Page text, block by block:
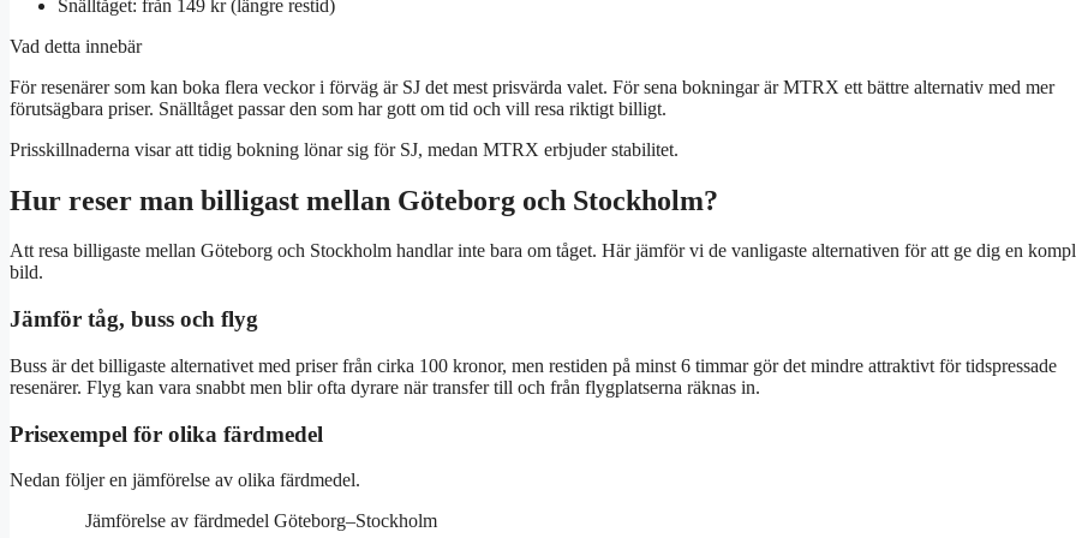
Snälltåget: från 149 kr (längre restid)
Vad detta innebär
För resenärer som kan boka flera veckor i förväg är SJ det mest prisvärda valet. För sena bokningar är MTRX ett bättre alternativ med mer
förutsägbara priser. Snälltåget passar den som har gott om tid och vill resa riktigt billigt.
Prisskillnaderna visar att tidig bokning lönar sig för SJ, medan MTRX erbjuder stabilitet.
Hur reser man billigast mellan Göteborg och Stockholm?
Att resa billigaste mellan Göteborg och Stockholm handlar inte bara om tåget. Här jämför vi de vanligaste alternativen för att ge dig en
bild.
Jämför tåg, buss och flyg
Buss är det billigaste alternativet med priser från cirka 100 kronor, men restiden på minst 6 timmar gör det mindre attraktivt för tidspressade
resenärer. Flyg kan vara snabbt men blir ofta dyrare när transfer till och från flygplatserna räknas in.
Prisexempel för olika färdmedel
Nedan följer en jämförelse av olika färdmedel.
Jämförelse av färdmedel Göteborg–Stockholm